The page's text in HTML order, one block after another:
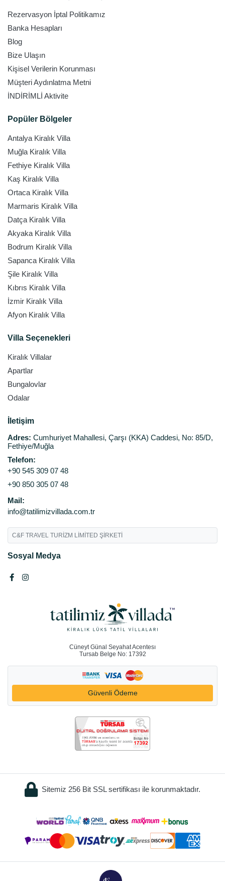
Rezervasyon İptal Politikamız
Banka Hesapları
Blog
Bize Ulaşın
Kişisel Verilerin Korunması
Müşteri Aydınlatma Metni
İNDİRİMLİ Aktivite
Popüler Bölgeler
Antalya Kiralık Villa
Muğla Kiralık Villa
Fethiye Kiralık Villa
Kaş Kiralık Villa
Ortaca Kiralık Villa
Marmaris Kiralık Villa
Datça Kiralık Villa
Akyaka Kiralık Villa
Bodrum Kiralık Villa
Sapanca Kiralık Villa
Şile Kiralık Villa
Kıbrıs Kiralık Villa
İzmir Kiralık Villa
Afyon Kiralık Villa
Villa Seçenekleri
Kiralık Villalar
Apartlar
Bungalovlar
Odalar
İletişim
Adres: Cumhuriyet Mahallesi, Çarşı (KKA) Caddesi, No: 85/D,
Fethiye/Muğla
Telefon:
+90 545 309 07 48
+90 850 305 07 48
Mail:
info@tatilimizvillada.com.tr
C&F TRAVEL TURİZM LİMİTED ŞİRKETİ
Sosyal Medya
Cüneyt Günal Seyahat Acentesı
Tursab Belge No: 17392
Güvenli Ödeme
Sitemiz 256 Bit SSL sertifikası ile korunmaktadır.